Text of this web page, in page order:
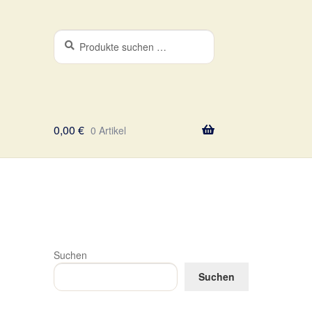
Suchen
nach:
Suchen
0,00 € 0 Artikel
Suchen
Suchen